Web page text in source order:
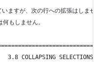
すが、次の行への拡張はしません
もしません。
COLLAPSING